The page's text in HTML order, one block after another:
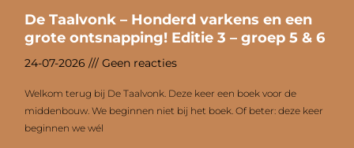
De Taalvonk – Honderd varkens en een
grote ontsnapping! Editie 3 – groep 5 & 6
24-07-2026 Geen reacties
Welkom terug bij De Taalvonk. Deze keer een boek voor de
middenbouw. We beginnen niet bij het boek. Of beter: deze keer
beginnen we wél